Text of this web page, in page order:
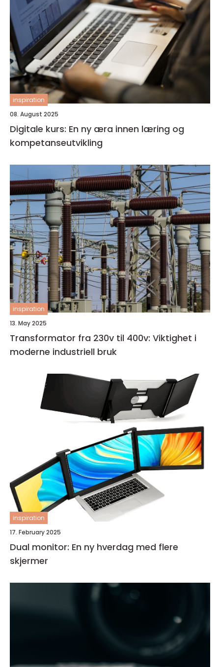
inspiration
08. August 2025
Digitale kurs: En ny æra innen læring og
kompetanseutvikling
inspiration
13. May 2025
Transformator fra 230v til 400v: Viktighet i
moderne industriell bruk
inspiration
17. February 2025
Dual monitor: En ny hverdag med flere
skjermer